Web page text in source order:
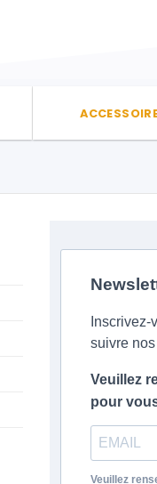
suivre
Veuillez
pour
Veuillez